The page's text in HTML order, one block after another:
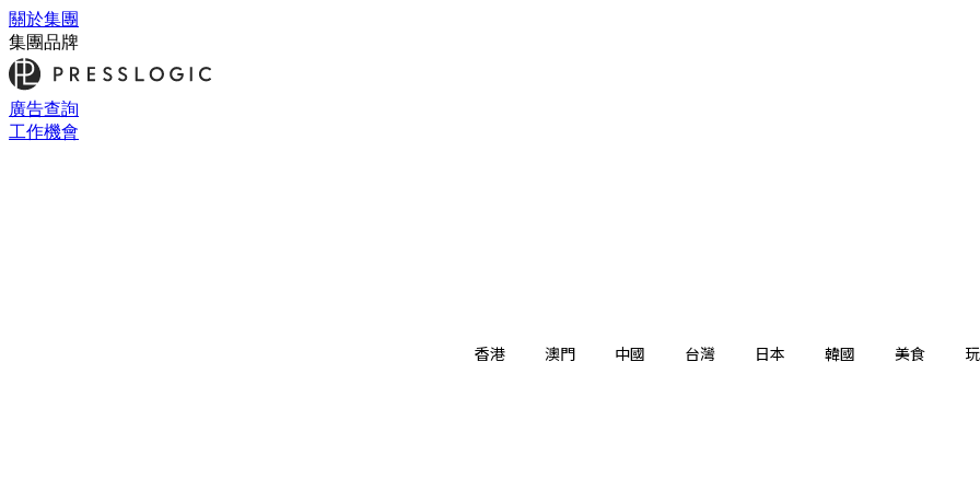
關於集團
集團品牌
廣告查詢
工作機會
香港 澳門 中國 台灣 日本 韓國 美食